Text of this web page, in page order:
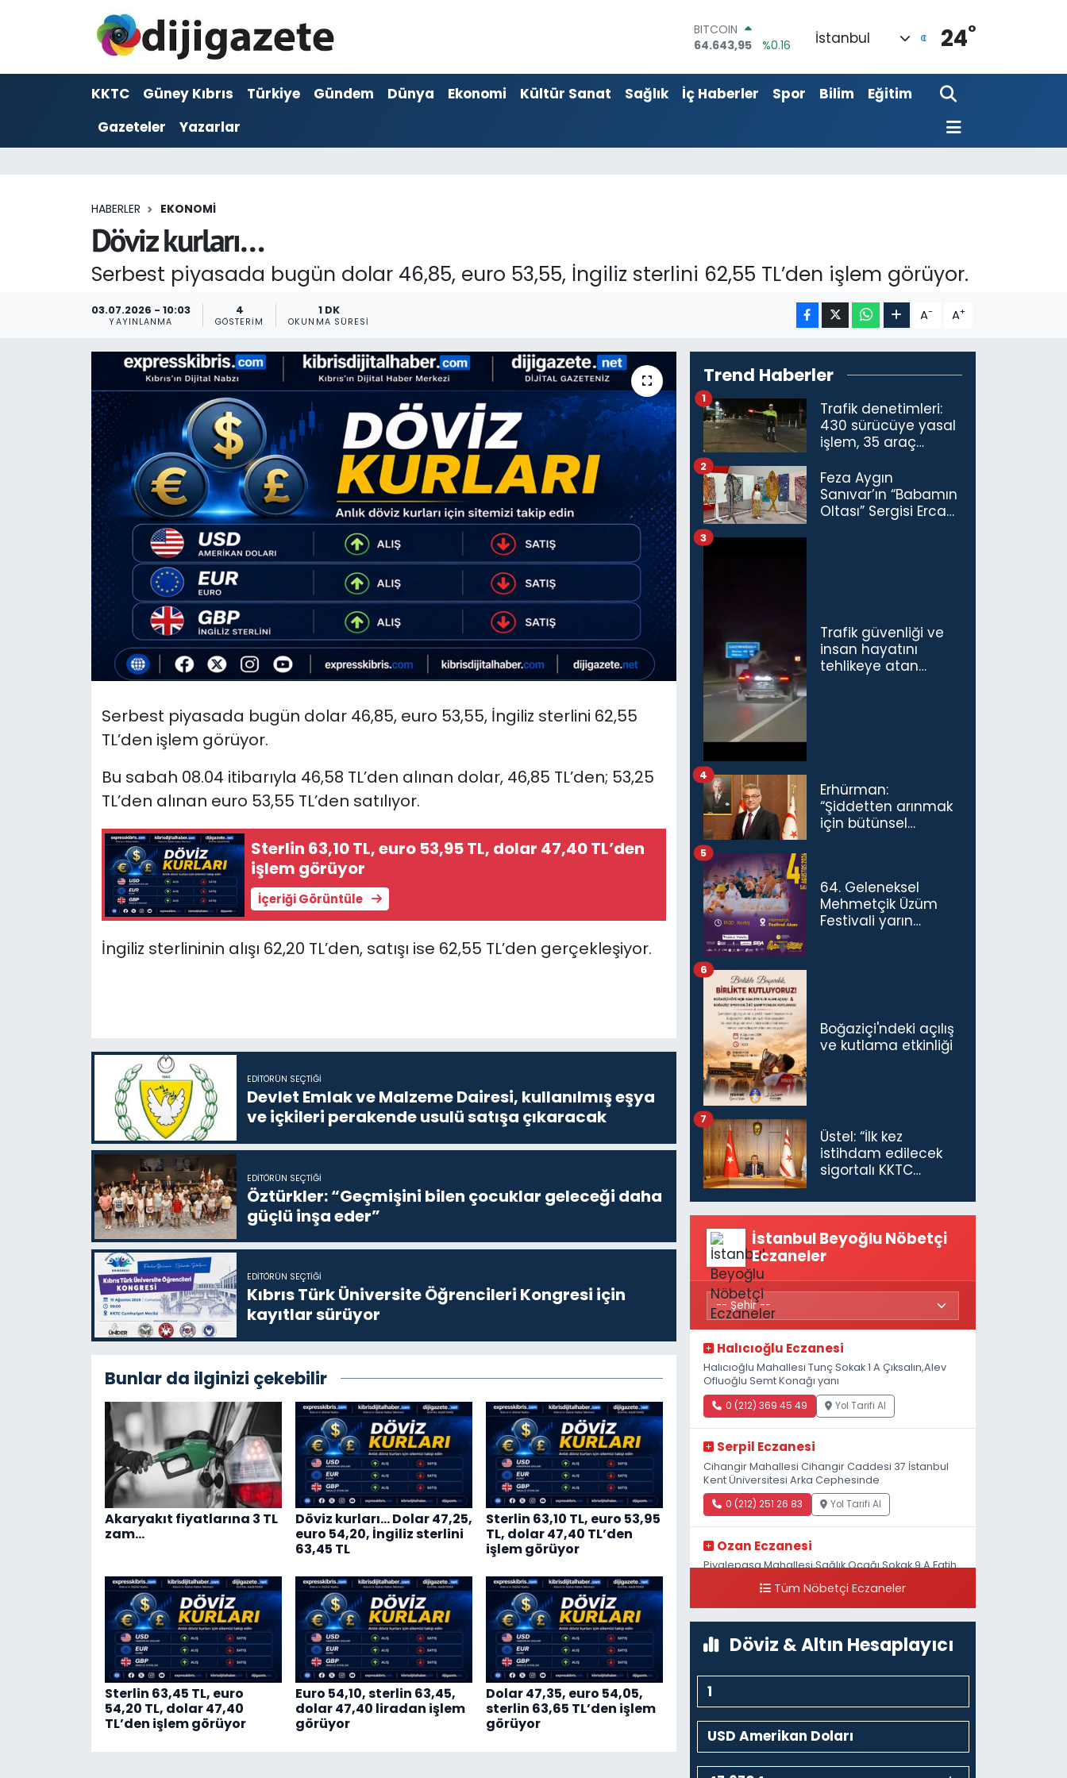
BITCOIN
64.643,95
%0.16
47,6704
%0
EURO
İstanbul 24°
KKTC Güney Kıbrıs Türkiye Gündem Dünya Ekonomi Kültür Sanat Sağlık İç Haberler Spor Bilim
Eğitim
Gazeteler
Yazarlar
HABERLER EKONOMI
Döviz kurları…
Serbest piyasada bugün dolar 46,85, euro 53,55, İngiliz sterlini 62,55 TL’den işlem görüyor.
03.07.2026 - 10:03
YAYINLANMA
4
GÖSTERIM
1 DK
OKUNMA SÜRESI A- A+
Serbest piyasada bugün dolar 46,85, euro 53,55, İngiliz sterlini 62,55
TL’den işlem görüyor.
Bu sabah 08.04 itibarıyla 46,58 TL’den alınan dolar, 46,85 TL’den; 53,25
TL’den alınan euro 53,55 TL’den satılıyor.
Sterlin 63,10 TL, euro 53,95 TL, dolar 47,40 TL’den
işlem görüyor
İçeriği Görüntüle
İngiliz sterlininin alışı 62,20 TL’den, satışı ise 62,55 TL’den gerçekleşiyor.
EDITÖRÜN SEÇTIĞI
Devlet Emlak ve Malzeme Dairesi, kullanılmış eşya
ve içkileri perakende usulü satışa çıkaracak
EDITÖRÜN SEÇTIĞI
Öztürkler: “Geçmişini bilen çocuklar geleceği daha
güçlü inşa eder”
EDITÖRÜN SEÇTIĞI
Kıbrıs Türk Üniversite Öğrencileri Kongresi için
kayıtlar sürüyor
Bunlar da ilginizi çekebilir
Akaryakıt fiyatlarına 3 TL
zam…
Döviz kurları… Dolar 47,25,
euro 54,20, İngiliz sterlini
63,45 TL
Sterlin 63,10 TL, euro 53,95
TL, dolar 47,40 TL’den
işlem görüyor
Sterlin 63,45 TL, euro
54,20 TL, dolar 47,40
TL’den işlem görüyor
Euro 54,10, sterlin 63,45,
dolar 47,40 liradan işlem
görüyor
Dolar 47,35, euro 54,05,
sterlin 63,65 TL’den işlem
görüyor
Trend Haberler
Trafik denetimleri:
430 sürücüye yasal
işlem, 35 araç
1
Feza Aygın
Sanıvar’ın “Babamın
Oltası” Sergisi Ercan
2
Trafik güvenliği ve
insan hayatını
tehlikeye atan
3
Erhürman:
“Şiddetten arınmak
için bütünsel
4
64. Geleneksel
Mehmetçik Üzüm
Festivali yarın
5
Boğaziçi'ndeki açılış
ve kutlama etkinliği
6
Üstel: “İlk kez
istihdam edilecek
sigortalı KKTC
maaş desteğini 35
bin TL'ye çıkardık”
7
İstanbul Beyoğlu Nöbetçi
Eczaneler
Halıcıoğlu Eczanesi
Halıcıoğlu Mahallesi Tunç Sokak 1 A Çıksalın,Alev
Ofluoğlu Semt Konağı yanı
0 (212) 369 45 49 Yol Tarifi Al
Serpil Eczanesi
Cihangir Mahallesi Cihangir Caddesi 37 İstanbul
Kent Üniversitesi Arka Cephesinde
0 (212) 251 26 83 Yol Tarifi Al
Ozan Eczanesi
Piyalepaşa Mahallesi Sağlık Ocağı Sokak 9 A Fatih
Tüm Nöbetçi Eczaneler
Döviz & Altın Hesaplayıcı
ADVERTORIAL
Dijigazete
Foto Galeri
KKTC YEREL SEÇİM 2018
Kültür Sanat
Magazin
Nöbetçi Eczaneler
Otomobil Dünyası
Teknoloji
Video Galeri
Hava Durumu
Trafik Durumu
Haber Arşivi